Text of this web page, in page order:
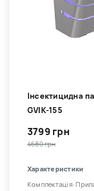
Інсектицидна
GVIK-155
3799 грн
4680 грн
Характеристики
Комплектація: